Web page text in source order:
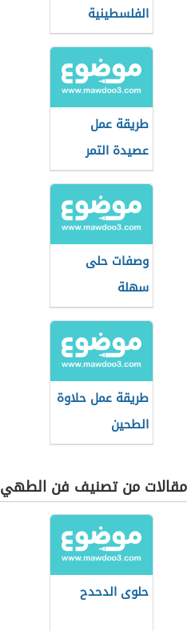
الفلسطينية
طريقة عمل
عصيدة التمر
وصفات حلى
سهلة
طريقة عمل حلاوة
الطحين
مقالات من تصنيف فن الطهي
حلوى الدحدح